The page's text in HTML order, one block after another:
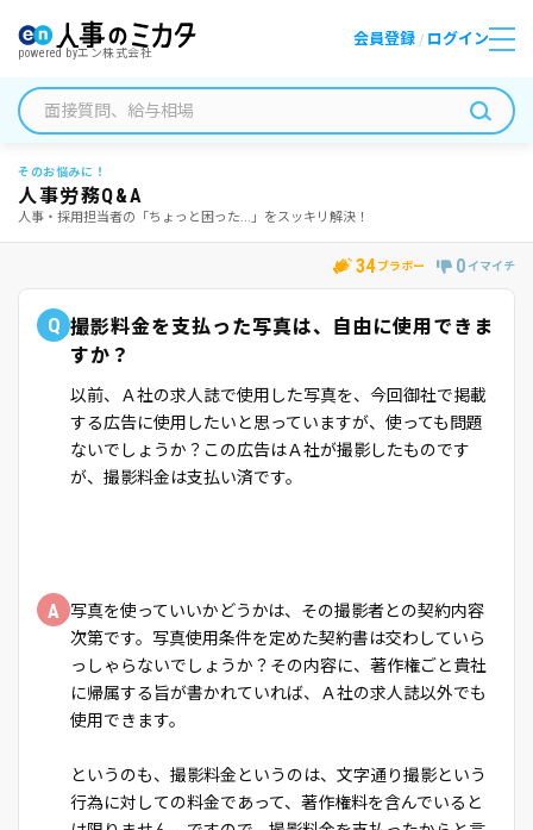
powered byエン株式会社
会員登録 / ログイン
そのお悩みに！
人事労務Q&A
人事・採用担当者の「ちょっと困った...」をスッキリ解決！
34 ブラボー 0 イマイチ
Q 撮影料金を支払った写真は、自由に使用できま
すか？
以前、Ａ社の求人誌で使用した写真を、今回御社で掲載
する広告に使用したいと思っていますが、使っても問題
ないでしょうか？この広告はＡ社が撮影したものです
が、撮影料金は支払い済です。
A
写真を使っていいかどうかは、その撮影者との契約内容
次第です。写真使用条件を定めた契約書は交わしていら
っしゃらないでしょうか？その内容に、著作権ごと貴社
に帰属する旨が書かれていれば、Ａ社の求人誌以外でも
使用できます。
というのも、撮影料金というのは、文字通り撮影という
行為に対しての料金であって、著作権料を含んでいると